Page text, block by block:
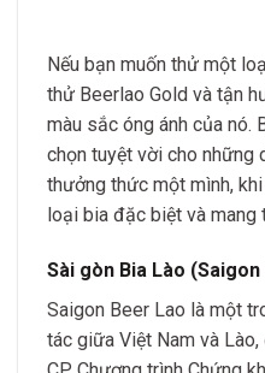
Nếu bạn muốn thử một
thử Beerlao Gold và tận
màu sắc óng ánh của nó.
chọn tuyệt vời cho những
thưởng thức một mình,
loại bia đặc biệt và mang
Sài gòn Bia Lào
Saigon Beer Lao là một
tác giữa Việt Nam và